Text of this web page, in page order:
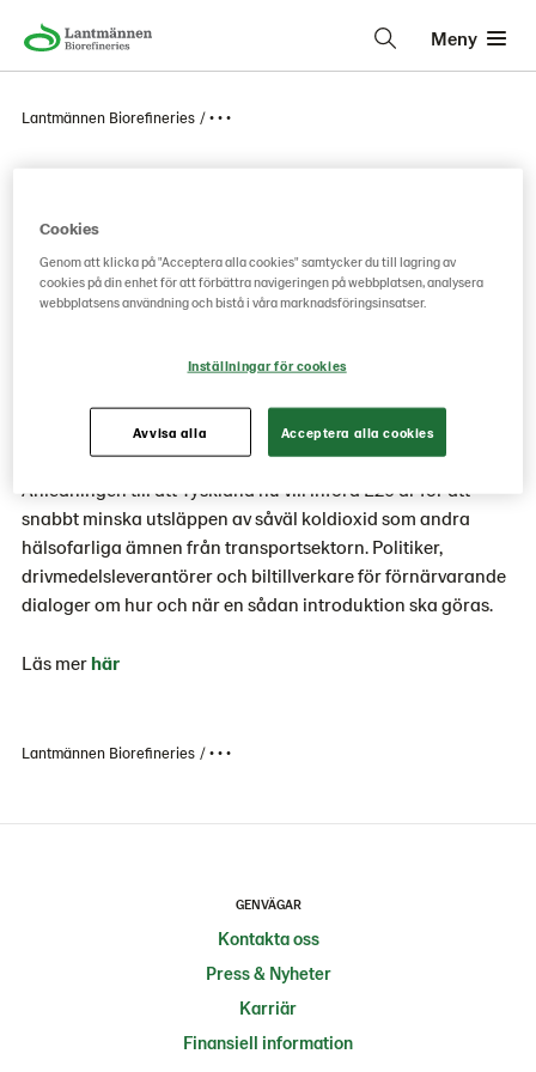
Meny
Lantmännen Biorefineries • • •
införa E20
marknaden och nu förs diskussioner om att höja
från 10% till 20% genom ett införande av E20.
Anledningen till att Tyskland nu vill införa E20 är för att
snabbt minska utsläppen av såväl koldioxid som andra
hälsofarliga ämnen från transportsektorn. Politiker,
drivmedelsleverantörer och biltillverkare för förnärvarande
dialoger om hur och när en sådan introduktion ska göras.
Läs mer här
Lantmännen Biorefineries • • •
GENVÄGAR
Kontakta oss
Press & Nyheter
Karriär
Finansiell information
Cookies
Genom att klicka på "Acceptera alla cookies" samtycker du till lagring av
cookies på din enhet för att förbättra navigeringen på webbplatsen, analysera
webbplatsens användning och bistå i våra marknadsföringsinsatser.
Inställningar för cookies
Avvisa alla Acceptera alla cookies